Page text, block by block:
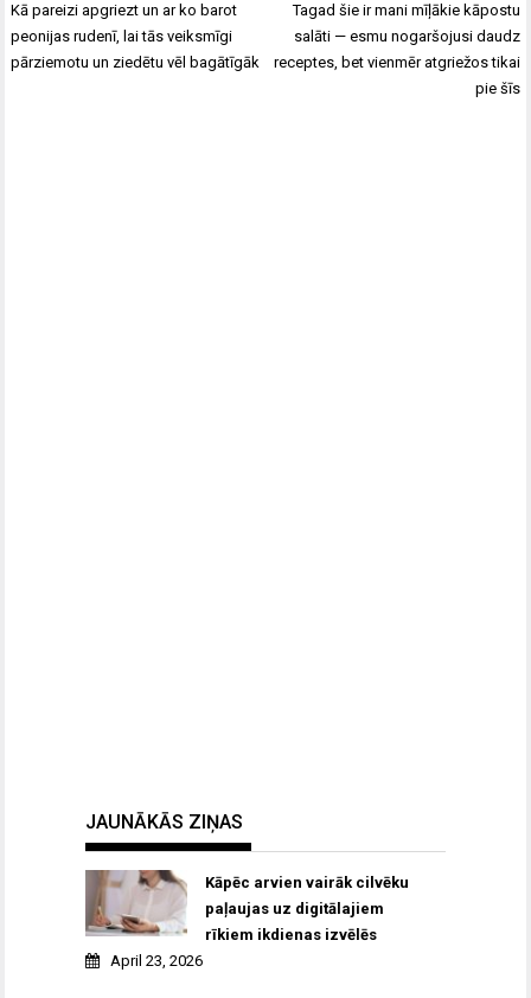
Kā pareizi apgriezt un ar ko barot
peonijas rudenī, lai tās veiksmīgi
pārziemotu un ziedētu vēl bagātīgāk
Tagad šie ir mani mīļākie kāpostu
salāti — esmu nogaršojusi daudz
receptes, bet vienmēr atgriežos tikai
pie šīs
JAUNĀKĀS ZIŅAS
Kāpēc arvien vairāk cilvēku
paļaujas uz digitālajiem
rīkiem ikdienas izvēlēs
April 23, 2026